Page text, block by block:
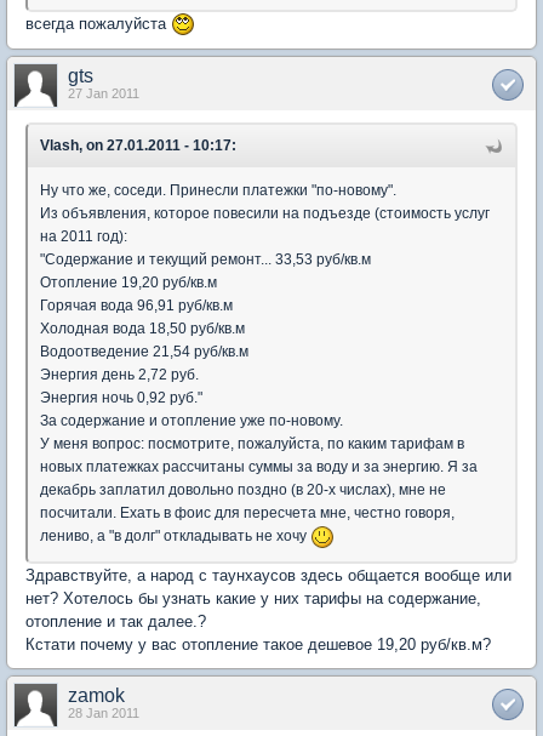
всегда пожалуйста
gts
27 Jan 2011
Vlash, on 27.01.2011 - 10:17:
Ну что же, соседи. Принесли платежки "по-новому".
Из объявления, которое повесили на подъезде (стоимость услуг
на 2011 год):
"Содержание и текущий ремонт... 33,53 руб/кв.м
Отопление 19,20 руб/кв.м
Горячая вода 96,91 руб/кв.м
Холодная вода 18,50 руб/кв.м
Водоотведение 21,54 руб/кв.м
Энергия день 2,72 руб.
Энергия ночь 0,92 руб."
За содержание и отопление уже по-новому.
У меня вопрос: посмотрите, пожалуйста, по каким тарифам в
новых платежках рассчитаны суммы за воду и за энергию. Я за
декабрь заплатил довольно поздно (в 20-х числах), мне не
посчитали. Ехать в фоис для пересчета мне, честно говоря,
лениво, а "в долг" откладывать не хочу
Здравствуйте, а народ с таунхаусов здесь общается вообще или
нет? Хотелось бы узнать какие у них тарифы на содержание,
отопление и так далее.?
Кстати почему у вас отопление такое дешевое 19,20 руб/кв.м?
zamok
28 Jan 2011